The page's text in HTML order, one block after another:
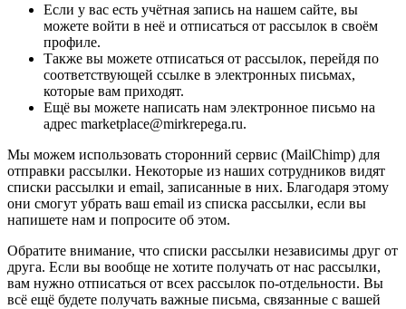
Если у вас есть учётная запись на нашем сайте, вы
можете войти в неё и отписаться от рассылок в своём
профиле.
Также вы можете отписаться от рассылок, перейдя по
соответствующей ссылке в электронных письмах,
которые вам приходят.
Ещё вы можете написать нам электронное письмо на
адрес marketplace@mirkrepega.ru.
Мы можем использовать сторонний сервис (MailChimp) для
отправки рассылки. Некоторые из наших сотрудников видят
списки рассылки и email, записанные в них. Благодаря этому
они смогут убрать ваш email из списка рассылки, если вы
напишете нам и попросите об этом.
Обратите внимание, что списки рассылки независимы друг от
друга. Если вы вообще не хотите получать от нас рассылки,
вам нужно отписаться от всех рассылок по-отдельности. Вы
всё ещё будете получать важные письма, связанные с вашей